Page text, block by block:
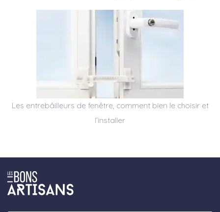
Les entrebâilleurs de fenêtre, comment bien le choisir et
l’installer